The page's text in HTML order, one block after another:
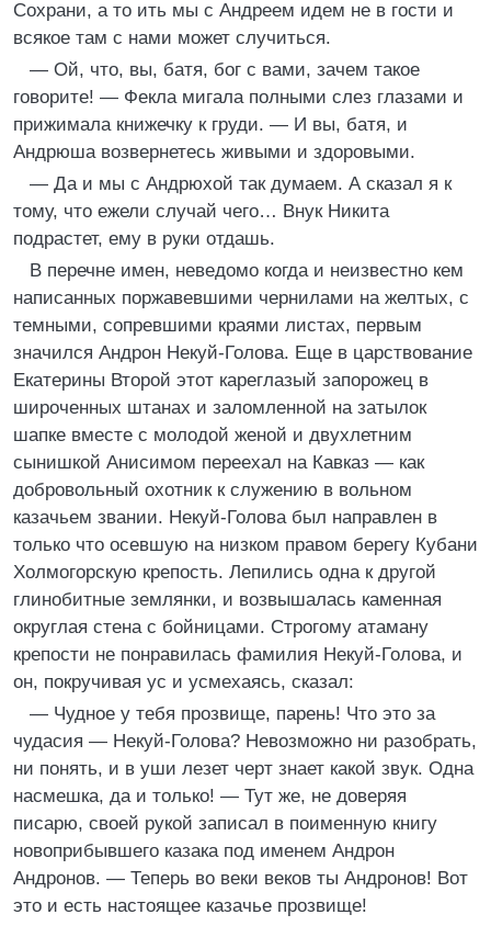
Сохрани, а то ить мы с Андреем идем не в гости и
всякое там с нами может случиться.
— Ой, что, вы, батя, бог с вами, зачем такое
говорите! — Фекла мигала полными слез глазами и
прижимала книжечку к груди. — И вы, батя, и
Андрюша возвернетесь живыми и здоровыми.
— Да и мы с Андрюхой так думаем. А сказал я к
тому, что ежели случай чего… Внук Никита
подрастет, ему в руки отдашь.
В перечне имен, неведомо когда и неизвестно кем
написанных поржавевшими чернилами на желтых, с
темными, сопревшими краями листах, первым
значился Андрон Некуй-Голова. Еще в царствование
Екатерины Второй этот кареглазый запорожец в
широченных штанах и заломленной на затылок
шапке вместе с молодой женой и двухлетним
сынишкой Анисимом переехал на Кавказ — как
добровольный охотник к служению в вольном
казачьем звании. Некуй-Голова был направлен в
только что осевшую на низком правом берегу Кубани
Холмогорскую крепость. Лепились одна к другой
глинобитные землянки, и возвышалась каменная
округлая стена с бойницами. Строгому атаману
крепости не понравилась фамилия Некуй-Голова, и
он, покручивая ус и усмехаясь, сказал:
— Чудное у тебя прозвище, парень! Что это за
чудасия — Некуй-Голова? Невозможно ни разобрать,
ни понять, и в уши лезет черт знает какой звук. Одна
насмешка, да и только! — Тут же, не доверяя
писарю, своей рукой записал в поименную книгу
новоприбывшего казака под именем Андрон
Андронов. — Теперь во веки веков ты Андронов! Вот
это и есть настоящее казачье прозвище!